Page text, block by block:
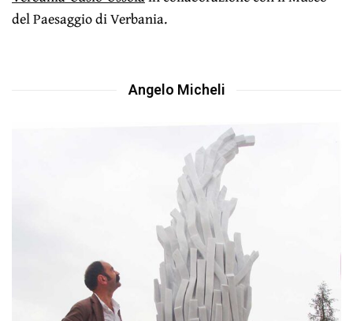
del Paesaggio di Verbania.
Angelo Micheli